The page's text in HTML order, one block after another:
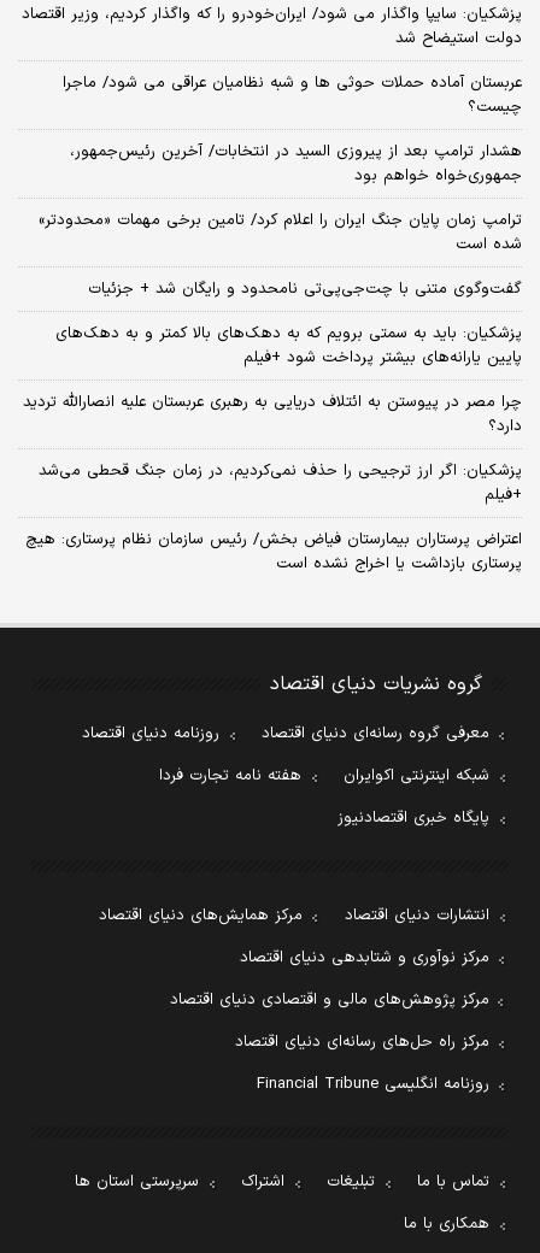
پزشکیان: سایپا واگذار می شود/ ایران‌خودرو را که واگذار کردیم، وزیر اقتصاد
دولت استیضاح شد
عربستان آماده حملات حوثی ها و شبه نظامیان عراقی می شود/ ماجرا
چیست؟
هشدار ترامپ بعد از پیروزی السید در انتخابات/ آخرین رئیس‌جمهور،
جمهوری‌خواه خواهم بود
ترامپ زمان پایان جنگ ایران را اعلام کرد/ تامین برخی مهمات «محدودتر»
شده است
گفت‌وگوی متنی با چت‌جی‌پی‌تی نامحدود و رایگان شد + جزئیات
پزشکیان: باید به سمتی برویم که به دهک‌های بالا کمتر و به دهک‌های
پایین یارانه‌های بیشتر پرداخت شود +فیلم
چرا مصر در پیوستن به ائتلاف دریایی به رهبری عربستان علیه انصارالله تردید
دارد؟
پزشکیان: اگر ارز ترجیحی را حذف نمی‌کردیم، در زمان جنگ قحطی می‌شد
+فیلم
اعتراض پرستاران بیمارستان فیاض بخش/ رئیس سازمان نظام پرستاری: هیچ
پرستاری بازداشت یا اخراج نشده است
گروه نشریات دنیای اقتصاد
معرفی گروه رسانه‌ای دنیای اقتصاد
روزنامه دنیای اقتصاد
شبکه اینترنتی اکوایران
هفته نامه تجارت فردا
پایگاه خبری اقتصادنیوز
انتشارات دنیای اقتصاد
مرکز همایش‌های دنیای اقتصاد
مرکز نوآوری و شتابدهی دنیای اقتصاد
مرکز پژوهش‌های مالی و اقتصادی دنیای اقتصاد
مرکز راه حل‌های رسانه‌ای دنیای اقتصاد
روزنامه انگلیسی Financial Tribune
تماس با ما تبلیغات اشتراک
سرپرستی استان ها
همکاری با ما